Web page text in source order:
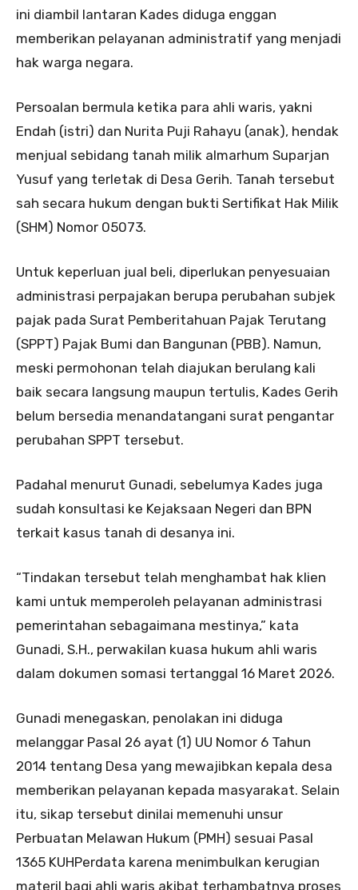
ini diambil lantaran Kades diduga enggan
memberikan pelayanan administratif yang menjadi
hak warga negara.
Persoalan bermula ketika para ahli waris, yakni
Endah (istri) dan Nurita Puji Rahayu (anak), hendak
menjual sebidang tanah milik almarhum Suparjan
Yusuf yang terletak di Desa Gerih. Tanah tersebut
sah secara hukum dengan bukti Sertifikat Hak Milik
(SHM) Nomor 05073.
Untuk keperluan jual beli, diperlukan penyesuaian
administrasi perpajakan berupa perubahan subjek
pajak pada Surat Pemberitahuan Pajak Terutang
(SPPT) Pajak Bumi dan Bangunan (PBB). Namun,
meski permohonan telah diajukan berulang kali
baik secara langsung maupun tertulis, Kades Gerih
belum bersedia menandatangani surat pengantar
perubahan SPPT tersebut.
Padahal menurut Gunadi, sebelumya Kades juga
sudah konsultasi ke Kejaksaan Negeri dan BPN
terkait kasus tanah di desanya ini.
“Tindakan tersebut telah menghambat hak klien
kami untuk memperoleh pelayanan administrasi
pemerintahan sebagaimana mestinya,” kata
Gunadi, S.H., perwakilan kuasa hukum ahli waris
dalam dokumen somasi tertanggal 16 Maret 2026.
Gunadi menegaskan, penolakan ini diduga
melanggar Pasal 26 ayat (1) UU Nomor 6 Tahun
2014 tentang Desa yang mewajibkan kepala desa
memberikan pelayanan kepada masyarakat. Selain
itu, sikap tersebut dinilai memenuhi unsur
Perbuatan Melawan Hukum (PMH) sesuai Pasal
1365 KUHPerdata karena menimbulkan kerugian
materil bagi ahli waris akibat terhambatnya proses